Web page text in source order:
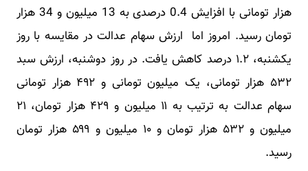
هزار تومانی با افزایش 0.4 درصدی به 13 میلیون و 34 هزار
تومان رسید. امروز اما ارزش سهام عدالت در مقایسه با روز
یکشنبه، ۱.۲ درصد کاهش یافت. در روز دوشنبه، ارزش سبد
۵۳۲ هزار تومانی، یک میلیون تومانی و ۴۹۲ هزار تومانی
سهام عدالت به ترتیب به ۱۱ میلیون و ۴۲۹ هزار تومان، ۲۱
میلیون و ۵۳۲ هزار تومان و ۱۰ میلیون و ۵۹۹ هزار تومان
رسید.